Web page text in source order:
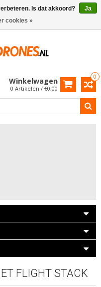
0
Winkelwagen
0 Artikelen / €0,00
FLIGHT STACK
Is dat akkoord?
Ja
cookies »